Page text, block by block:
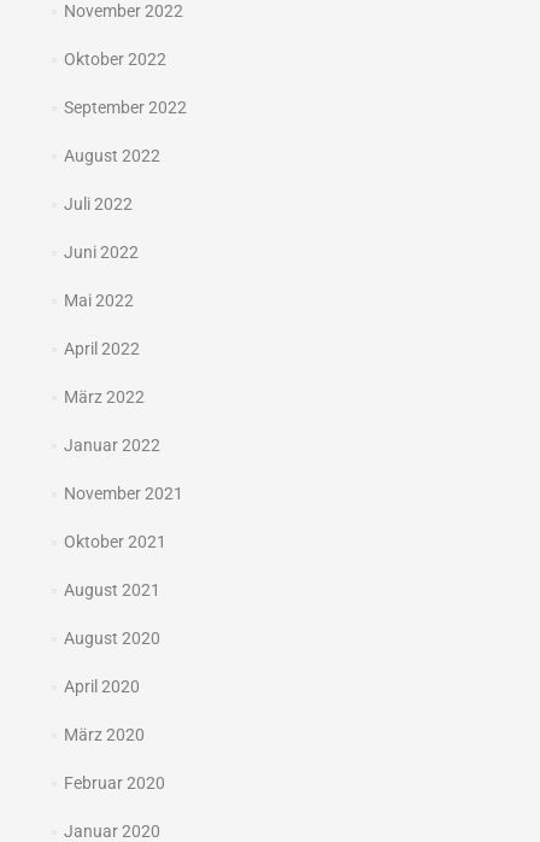
November 2022
Oktober 2022
September 2022
August 2022
Juli 2022
Juni 2022
Mai 2022
April 2022
März 2022
Januar 2022
November 2021
Oktober 2021
August 2021
August 2020
April 2020
März 2020
Februar 2020
Januar 2020